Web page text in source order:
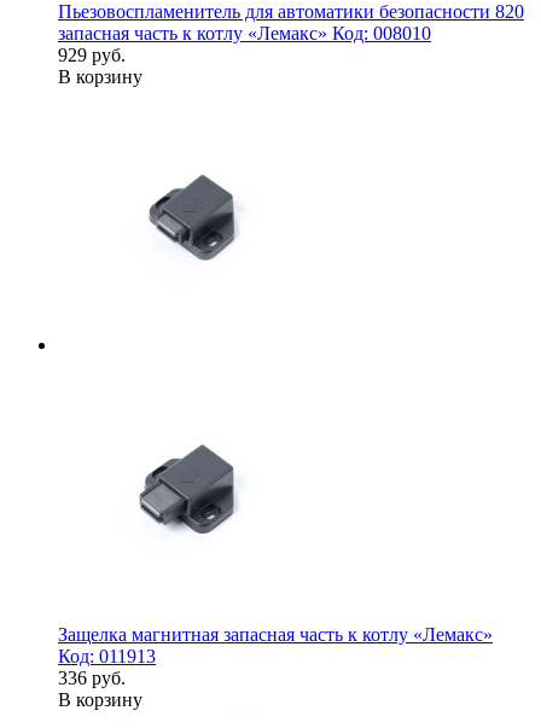
Пьезовоспламенитель для автоматики безопасности 820
запасная часть к котлу «Лемакс» Код: 008010
929 руб.
В корзину
Защелка магнитная запасная часть к котлу «Лемакс»
Код: 011913
336 руб.
В корзину